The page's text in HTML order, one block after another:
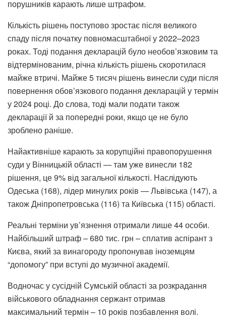
порушників карають лише штрафом.
Кількість рішень поступово зростає після великого
спаду після початку повномасштабної у 2022–2023
роках. Тоді подання декларацій було необов’язковим та
відтермінованим, річна кількість рішень скоротилася
майже втричі. Майже 5 тисяч рішень винесли суди після
повернення обов’язкового подання декларацій у термін
у 2024 році. До слова, тоді мали подати також
декларації й за попередні роки, якщо це не було
зроблено раніше.
Найактивніше карають за корупційні правопорушення
суди у Вінницькій області — там уже винесли 182
рішення, це 9% від загальної кількості. Наслідують
Одеська (168), лідер минулих років — Львівська (147), а
також Дніпропетровська (116) та Київська (115) області.
Реальні терміни ув’язнення отримали лише 44 особи.
Найбільший штраф – 680 тис. грн – сплатив аспірант з
Києва, який за винагороду пропонував іноземцям
“допомогу” при вступі до музичної академії.
Водночас у сусідній Сумській області за розкрадання
військового обладнання сержант отримав
максимальний термін – 10 років позбавлення волі.